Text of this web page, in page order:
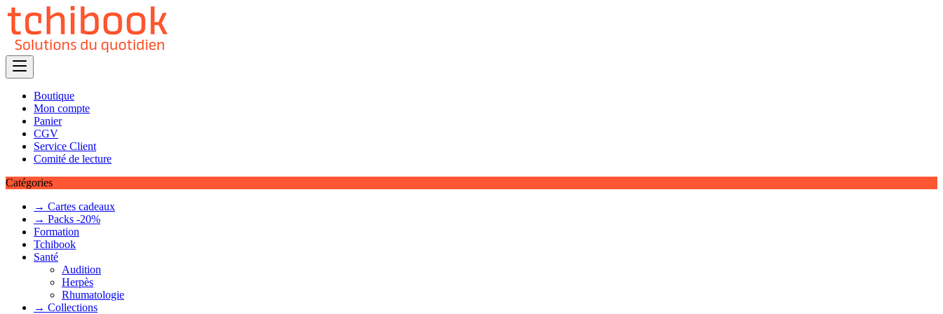
Skip
content
Boutique
Mon compte
Panier
CGV
Service Client
Comité de lecture
Catégories
→ Cartes cadeaux
→ Packs -20%
Formation
Tchibook
Santé
Audition
Herpès
Rhumatologie
→ Collections